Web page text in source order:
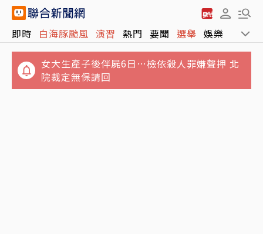
即時 白海豚颱風 演習 熱門 要聞 選舉 娛樂 運動
女大生產子後伴屍6日…檢依殺人罪嫌聲押 北
院裁定無保請回
效果比散步還好！復健科醫師揭「1動作」：
在家就能降血壓